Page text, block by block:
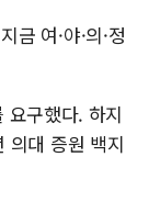
여·야·의·정
요구했다. 하지
의대 증원 백지